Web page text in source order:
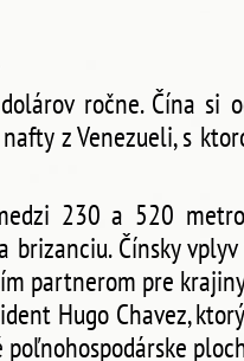
ročne. Čína si
z Venezueli, s
230 a 520
brizanciu. Čínsky
partnerom pre
Hugo Chavez,